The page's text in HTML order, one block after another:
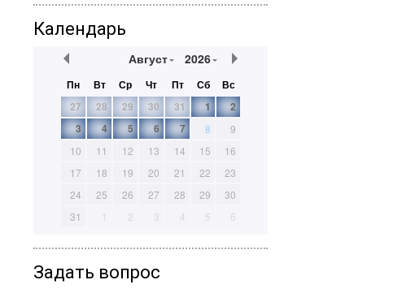
Календарь
Август 2026
Пн Вт Ср Чт Пт Сб
Вс
27
28 29 30 31 1
2
3
4 5 6 7 8
9
10
11 12 13 14 15
16
17
18 19 20 21 22
23
24
25 26 27 28 29
30
31
1 2 3 4 5 6
Задать вопрос